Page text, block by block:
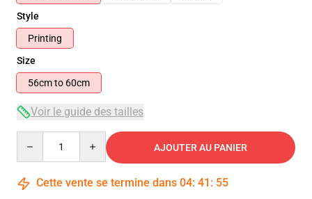
Style
Printing
Size
56cm to 60cm
Voir le guide des tailles
AJOUTER AU PANIER
Cette vente se termine dans 04: 41 : 54